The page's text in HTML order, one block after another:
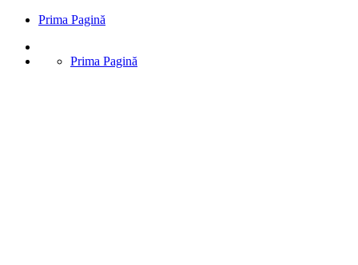
Prima Pagină
Prima Pagină